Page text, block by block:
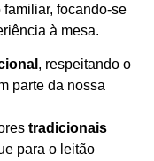
focando-se
à mesa.
, respeitando o
parte da nossa
tradicionais
para o leitão